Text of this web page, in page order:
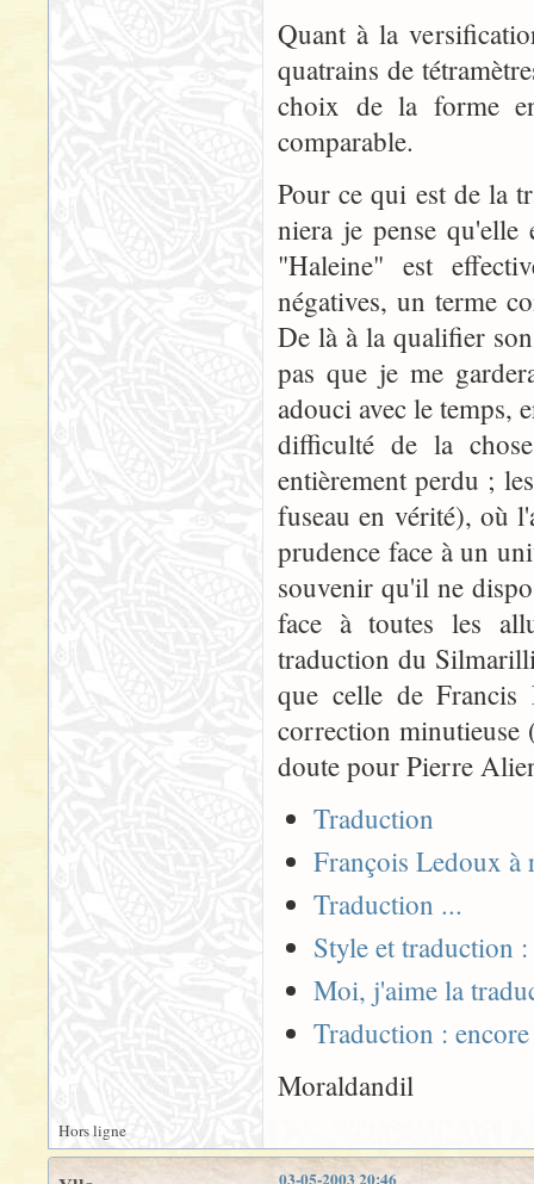
Quant à la
quatrains de
choix de la forme
comparable.
Pour ce qui est de la
niera je pense qu'elle
"Haleine" est
négatives, un terme
De là à la qualifier
pas que je me
adouci avec le temps,
difficulté de la
entièrement perdu ;
fuseau en vérité), où
prudence face à un
souvenir qu'il ne
face à toutes les
traduction du
que celle de Francis
correction minutieuse
doute pour Pierre
Traduction
François Ledoux à
Traduction ...
Style et traduction
Moi, j'aime la
Traduction :
Moraldandil
Hors ligne
03-05-2003 20:46